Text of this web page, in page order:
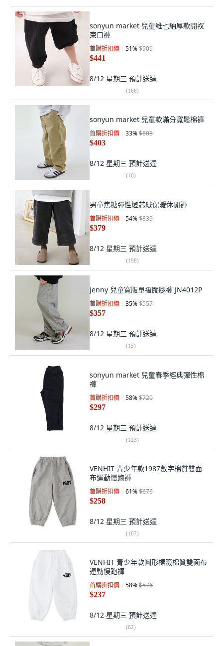
sonyun market 兒童維也納厚款開衩
束口褲
首購折扣價 51%$909
$441
8/12 星期三 預計送達
(166)
sonyun market 兒童款滿分寬鬆棉褲
首購折扣價 33%$603
$403
8/12 星期三 預計送達
(16)
男童焦糖彈性燈芯絨保暖休閒褲
首購折扣價 54%$839
$379
8/12 星期三 預計送達
(198)
Jenny 兒童寬版單褶闊腿褲 JN4012P
首購折扣價 35%$557
$357
8/12 星期三 預計送達
(15)
sonyun market 兒童春季經典彈性棉
褲
首購折扣價 58%$720
$297
8/12 星期三 預計送達
(123)
VENHIT 青少年款1987數字棉質雙面
布運動慢跑褲
首購折扣價 61%$676
$258
8/12 星期三 預計送達
(107)
VENHIT 青少年款圓形標籤棉質雙面布
運動慢跑褲
首購折扣價 58%$576
$237
8/12 星期三 預計送達
(62)